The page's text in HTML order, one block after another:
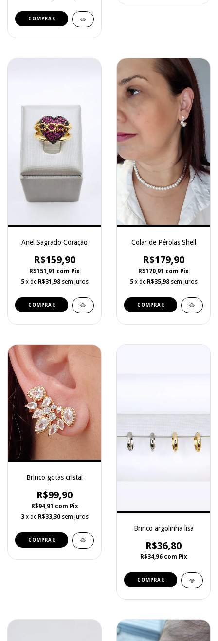
COMPRAR
Anel Sagrado Coração
R$159,90
R$151,91 com Pix
5 x de R$31,98 sem juros
COMPRAR
Colar de Pérolas Shell
R$179,90
R$170,91 com Pix
5 x de R$35,98 sem juros
Brinco gotas cristal
R$99,90
R$94,91 com Pix
3 x de R$33,30 sem juros
COMPRAR
Brinco argolinha lisa
R$36,80
R$34,96 com Pix
COMPRAR